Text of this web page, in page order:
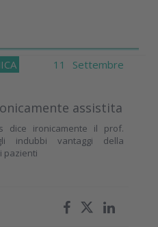
11 Settembre
assistita
dice ironicamente il prof.
indubbi vantaggi della
pazienti